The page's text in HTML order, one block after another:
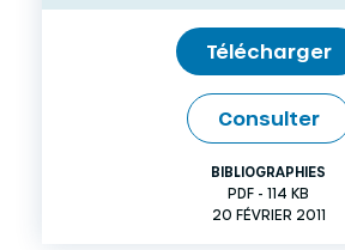
Télécharger
Consulter
BIBLIOGRAPHIES
PDF - 114 KB
20 FÉVRIER 2011